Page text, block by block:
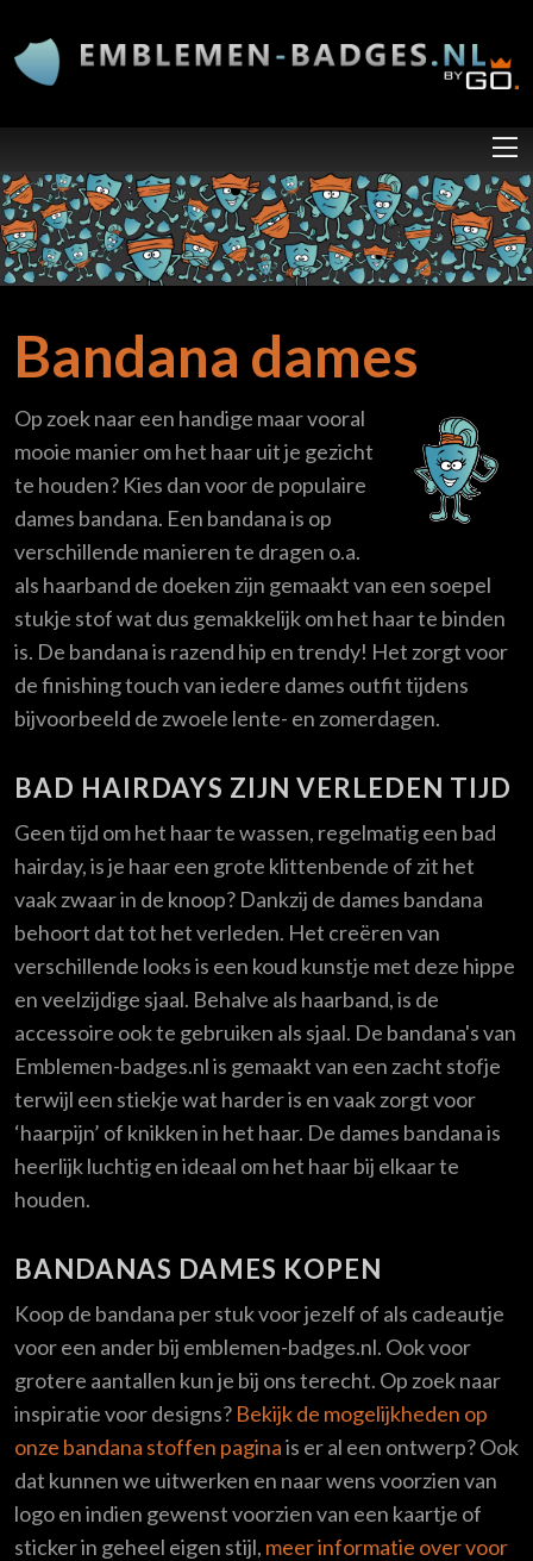
Bandana dames
Op zoek naar een handige maar vooral
mooie manier om het haar uit je gezicht
te houden? Kies dan voor de populaire
dames bandana. Een bandana is op
verschillende manieren te dragen o.a.
als haarband de doeken zijn gemaakt van een soepel
stukje stof wat dus gemakkelijk om het haar te binden
is. De bandana is razend hip en trendy! Het zorgt voor
de finishing touch van iedere dames outfit tijdens
bijvoorbeeld de zwoele lente- en zomerdagen.
BAD HAIRDAYS ZIJN VERLEDEN TIJD
Geen tijd om het haar te wassen, regelmatig een bad
hairday, is je haar een grote klittenbende of zit het
vaak zwaar in de knoop? Dankzij de dames bandana
behoort dat tot het verleden. Het creëren van
verschillende looks is een koud kunstje met deze hippe
en veelzijdige sjaal. Behalve als haarband, is de
accessoire ook te gebruiken als sjaal. De bandana's van
Emblemen-badges.nl is gemaakt van een zacht stofje
terwijl een stiekje wat harder is en vaak zorgt voor
‘haarpijn’ of knikken in het haar. De dames bandana is
heerlijk luchtig en ideaal om het haar bij elkaar te
houden.
BANDANAS DAMES KOPEN
Koop de bandana per stuk voor jezelf of als cadeautje
voor een ander bij emblemen-badges.nl. Ook voor
grotere aantallen kun je bij ons terecht. Op zoek naar
inspiratie voor designs? Bekijk de mogelijkheden op
onze bandana stoffen paginais er al een ontwerp? Ook
dat kunnen we uitwerken en naar wens voorzien van
logo en indien gewenst voorzien van een kaartje of
sticker in geheel eigen stijl, meer informatie over voor